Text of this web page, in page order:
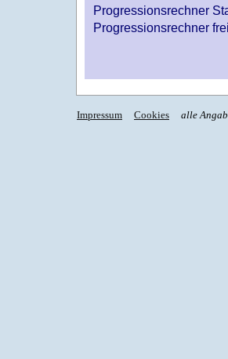
Progressionsrechner
Progressionsrechner
Impressum Cookies alle